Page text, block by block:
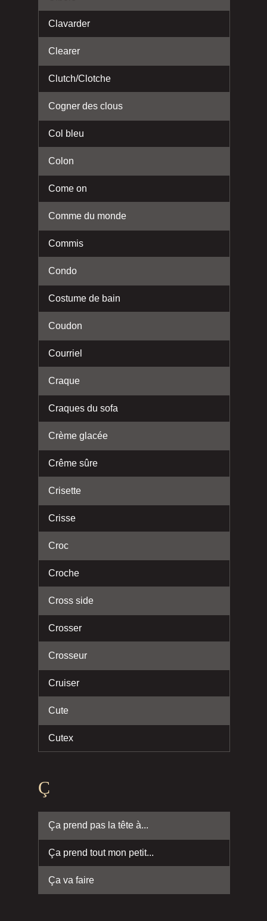
Clavarder
Clearer
Clutch/Clotche
Cogner des clous
Col bleu
Colon
Come on
Comme du monde
Commis
Condo
Costume de bain
Coudon
Courriel
Craque
Craques du sofa
Crème glacée
Crême sûre
Crisette
Crisse
Croc
Croche
Cross side
Crosser
Crosseur
Cruiser
Cute
Cutex
Ç
Ça prend pas la tête à...
Ça prend tout mon petit...
Ça va faire